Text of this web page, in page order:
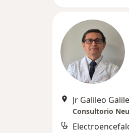
Jr Galileo
Consultorio